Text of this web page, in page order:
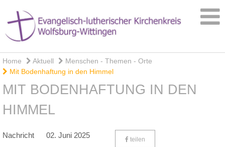
Home Aktuell
Menschen - Themen - Orte
Mit Bodenhaftung in den Himmel
MIT BODENHAFTUNG IN DEN
HIMMEL
Nachricht 02. Juni 2025 teilen